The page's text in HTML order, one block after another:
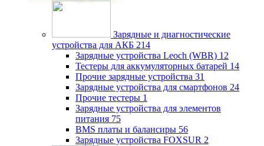
Зарядные и диагностические
устройства для АКБ 214
Зарядные устройства Leoch (WBR) 12
Тестеры для аккумуляторных батарей 14
Прочие зарядные устройства 31
Зарядные устройства для смартфонов 24
Прочие тестеры 1
Зарядные устройства для элементов
питания 75
BMS платы и балансиры 56
Зарядные устройства FOXSUR 2